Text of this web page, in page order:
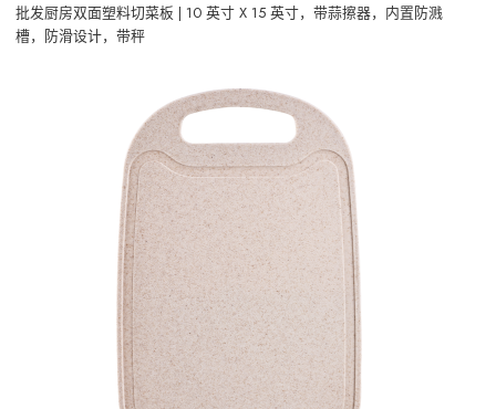
批发厨房双面塑料切菜板 | 10 英寸 X 15 英寸，带蒜擦器，内置防溅
槽，防滑设计，带秤